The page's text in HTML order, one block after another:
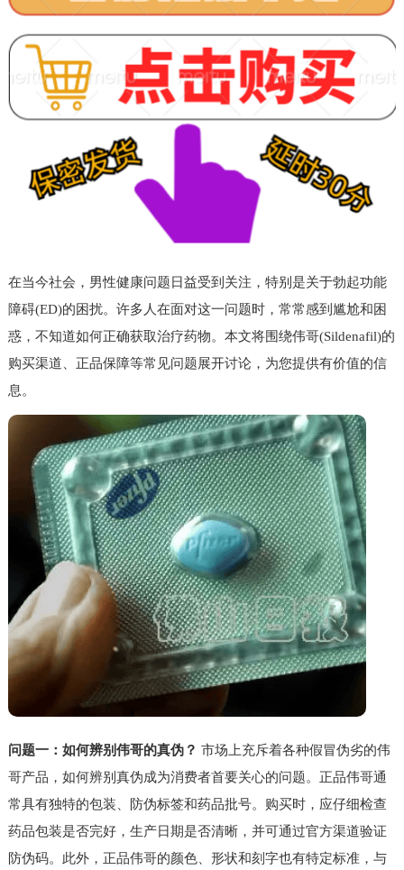
在当今社会，男性健康问题日益受到关注，特别是关于勃起功能
障碍(ED)的困扰。许多人在面对这一问题时，常常感到尴尬和困
惑，不知道如何正确获取治疗药物。本文将围绕伟哥(Sildenafil)的
购买渠道、正品保障等常见问题展开讨论，为您提供有价值的信
息。
问题一：如何辨别伟哥的真伪？ 市场上充斥着各种假冒伪劣的伟
哥产品，如何辨别真伪成为消费者首要关心的问题。正品伟哥通
常具有独特的包装、防伪标签和药品批号。购买时，应仔细检查
药品包装是否完好，生产日期是否清晰，并可通过官方渠道验证
防伪码。此外，正品伟哥的颜色、形状和刻字也有特定标准，与